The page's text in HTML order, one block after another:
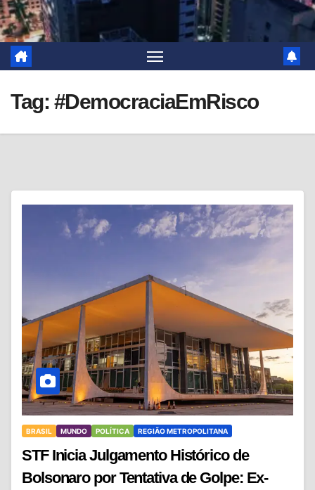
Tag: #DemocraciaEmRisco
BRASIL MUNDO POLÍTICA REGIÃO METROPOLITANA
STF Inicia Julgamento Histórico de
Bolsonaro por Tentativa de Golpe: Ex-